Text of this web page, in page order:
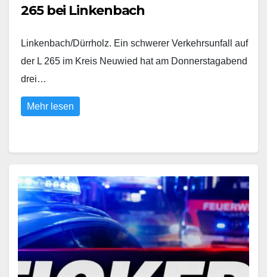
265 bei Linkenbach
Linkenbach/Dürrholz. Ein schwerer Verkehrsunfall auf
der L 265 im Kreis Neuwied hat am Donnerstagabend
drei…
Mehr lesen